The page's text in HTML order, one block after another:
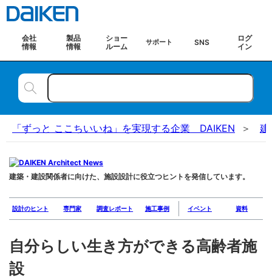
会社
情報
製品
情報
ショー
ルーム
サポート SNS
ログ
イン
「ずっと ここちいいね」を実現する企業 DAIKEN 建
建築・建設関係者に向けた、施設設計に役立つヒントを発信しています。
設計のヒント 専門家 調査レポート 施工事例 イベント 資料
自分らしい生き方ができる高齢者施
設